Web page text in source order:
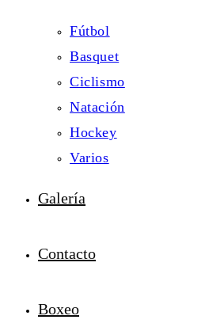
Fútbol
Basquet
Ciclismo
Natación
Hockey
Varios
Galería
Contacto
Boxeo